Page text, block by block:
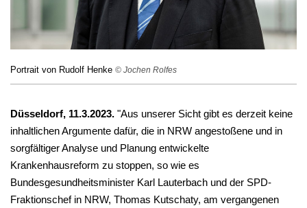
Portrait von Rudolf Henke © Jochen Rolfes
Düsseldorf, 11.3.2023. "Aus unserer Sicht gibt es derzeit keine
inhaltlichen Argumente dafür, die in NRW angestoßene und in
sorgfältiger Analyse und Planung entwickelte
Krankenhausreform zu stoppen, so wie es
Bundesgesundheitsminister Karl Lauterbach und der SPD-
Fraktionschef in NRW, Thomas Kutschaty, am vergangenen